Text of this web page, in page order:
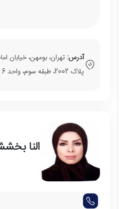
آدرس: تهران، بومهن، خیابان
پلاک 2002، طبقه سوم، واحد 6
النا